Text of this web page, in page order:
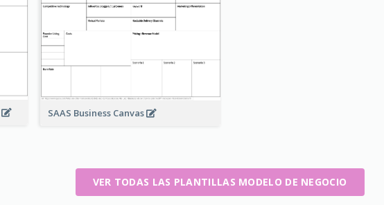
SAAS Business Canvas
VER TODAS LAS PLANTILLAS MODELO DE NEGOCIO